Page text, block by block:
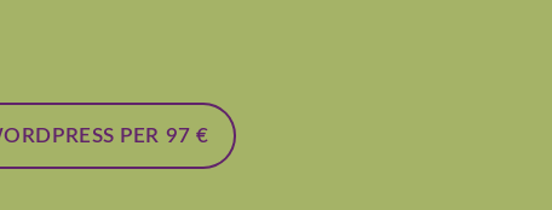
PER 97 €